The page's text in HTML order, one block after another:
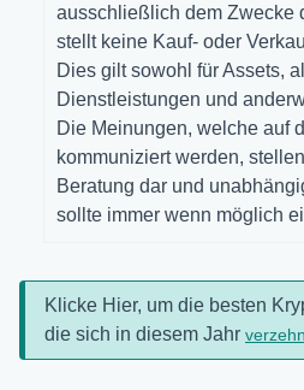
ausschließlich dem Zwecke
stellt keine Kauf- oder
Dies gilt sowohl für Assets,
Dienstleistungen und
Die Meinungen, welche auf
kommuniziert werden,
Beratung dar und
sollte immer wenn möglich
Klicke Hier, um die besten
die sich in diesem Jahr